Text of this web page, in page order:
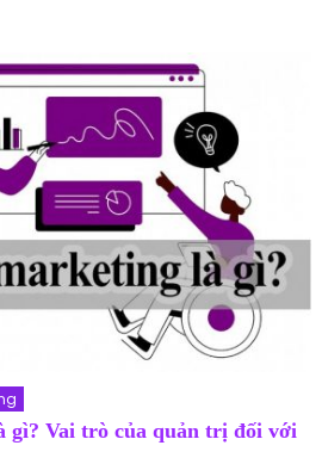
gì? Vai trò của quản trị đối với